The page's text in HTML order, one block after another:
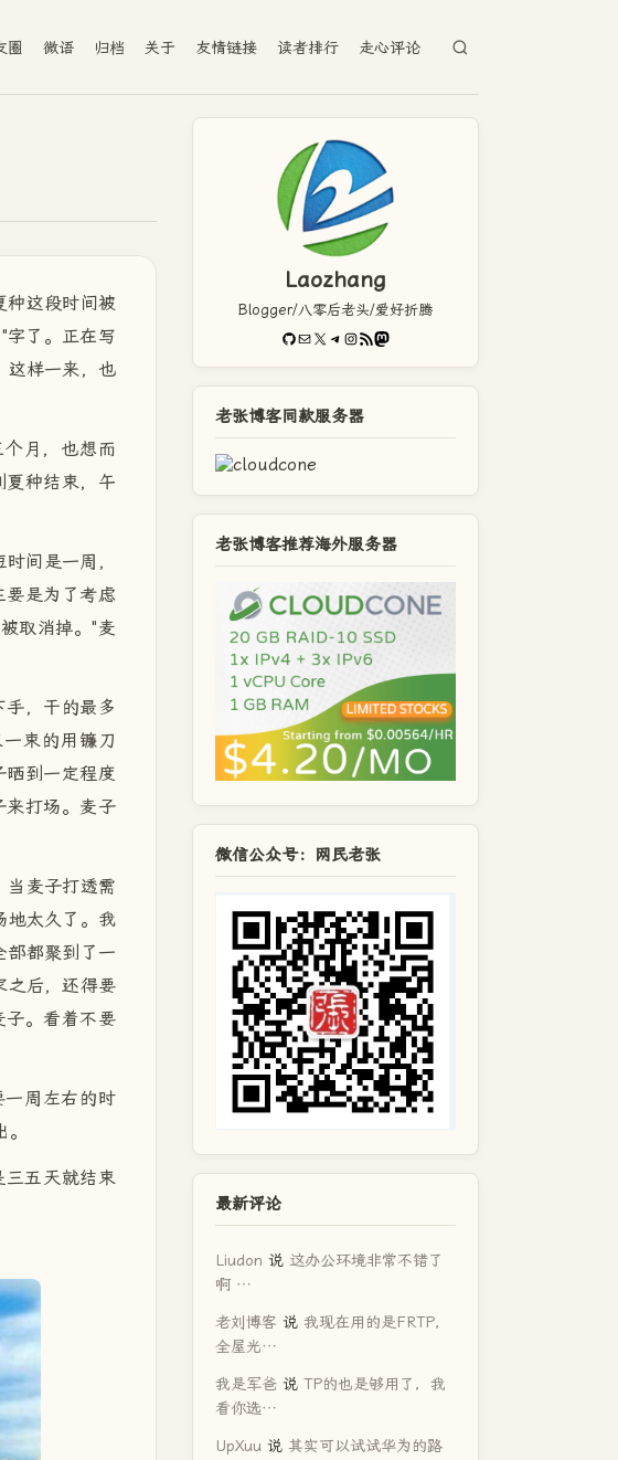
圈 微语 归档 关于 友情链接 读者排行 走心评论
种这段时间被
字了。正在写
这样一来，也
月，也想而
种结束，午
间是一周，
要是为了考虑
取消掉。"麦
，干的最多
束的用镰刀
晒到一定程度
来打场。麦子
当麦子打透需
地太久了。我
部都聚到了一
之后，还得要
子。看着不要
周左右的时
三五天就结束
Laozhang
Blogger/八零后老头/爱好折腾
GitHub
电子邮件X Telegram
Instagram
RSS FeedMastodon
老张博客同款服务器
老张博客推荐海外服务器
微信公众号：网民老张
最新评论
Liudon 说 这办公环境非常不错了
啊 …
老刘博客 说 我现在用的是FRTP，
全屋光…
我是军爸 说 TP的也是够用了，我
看你选…
UpXuu 说 其实可以试试华为的路